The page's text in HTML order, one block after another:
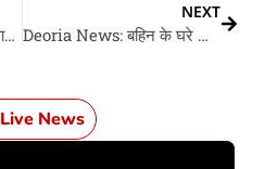
पश्चिम बंगाल में दिल दहला देवे वाला हादसा, कार आ ट्रक के टक्कर में 9 लोगन के मउत
NEXT
Deoria News: बहिन के घरे आइल किशोर के नहर में डूबला से मौत- घर के इकलौता रहे
Live News